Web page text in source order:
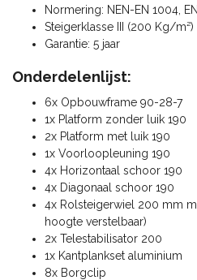
Normering: NEN-EN 1004,
Steigerklasse III (200 Kg/m²)
Garantie: 5 jaar
Onderdelenlijst:
6x Opbouwframe 90-28-7
1x Platform zonder luik 190
2x Platform met luik 190
1x Voorloopleuning 190
4x Horizontaal schoor 190
4x Diagonaal schoor 190
4x Rolsteigerwiel 200 mm
hoogte verstelbaar)
2x Telestabilisator 200
1x Kantplankset aluminium
8x Borgclip